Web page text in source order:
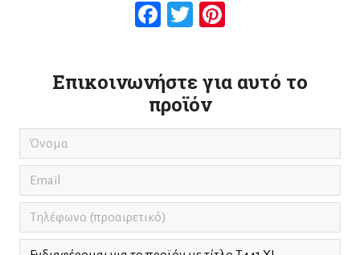
Facebook
Twitter
Επικοινωνήστε για αυτό το
προϊόν